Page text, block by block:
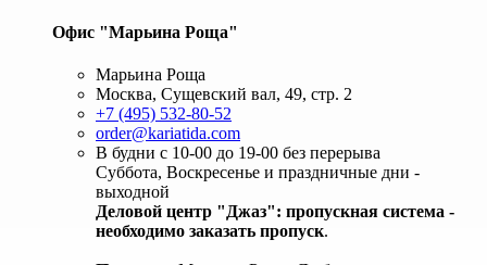
Офис "Марьина Роща"
Марьина Роща
Москва, Сущевский вал, 49, стр. 2
+7 (495) 532-80-52
order@kariatida.com
В будни с 10-00 до 19-00 без перерыва
Суббота, Воскресенье и праздничные дни -
выходной
Деловой центр "Джаз": пропускная система -
необходимо заказать пропуск.